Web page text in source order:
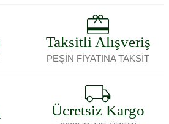
Taksitli Alışveriş
PEŞİN FİYATINA TAKSİT
Ücretsiz Kargo